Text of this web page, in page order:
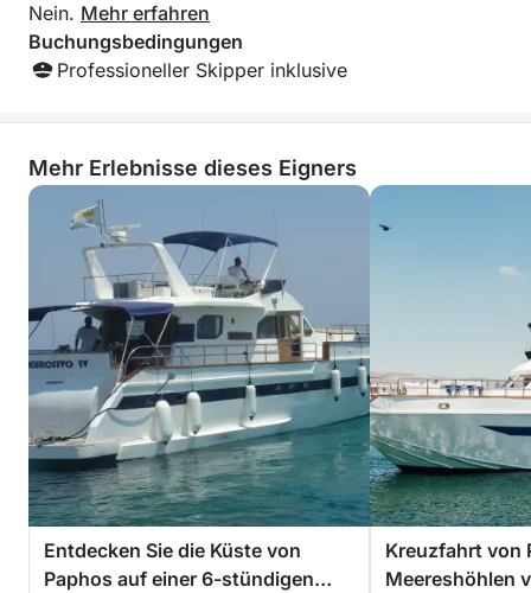
Nein. Mehr erfahren
Buchungsbedingungen
Professioneller Skipper inklusive
Mehr Erlebnisse dieses Eigners
Entdecken Sie die Küste von
Paphos auf einer 6-stündigen
Kreuzfahrt von
Meereshöhlen